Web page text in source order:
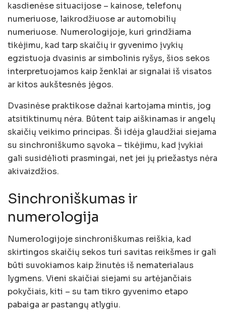
kasdienėse situacijose – kainose, telefonų
numeriuose, laikrodžiuose ar automobilių
numeriuose. Numerologijoje, kuri grindžiama
tikėjimu, kad tarp skaičių ir gyvenimo įvykių
egzistuoja dvasinis ar simbolinis ryšys, šios sekos
interpretuojamos kaip ženklai ar signalai iš visatos
ar kitos aukštesnės jėgos.
Dvasinėse praktikose dažnai kartojama mintis, jog
atsitiktinumų nėra. Būtent taip aiškinamas ir angelų
skaičių veikimo principas. Ši idėja glaudžiai siejama
su sinchroniškumo sąvoka – tikėjimu, kad įvykiai
gali susidėlioti prasmingai, net jei jų priežastys nėra
akivaizdžios.
Sinchroniškumas ir
numerologija
Numerologijoje sinchroniškumas reiškia, kad
skirtingos skaičių sekos turi savitas reikšmes ir gali
būti suvokiamos kaip žinutės iš nematerialaus
lygmens. Vieni skaičiai siejami su artėjančiais
pokyčiais, kiti – su tam tikro gyvenimo etapo
pabaiga ar pastangų atlygiu.